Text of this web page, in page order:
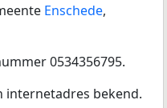
Enschede,
0534356795.
internetadres bekend.